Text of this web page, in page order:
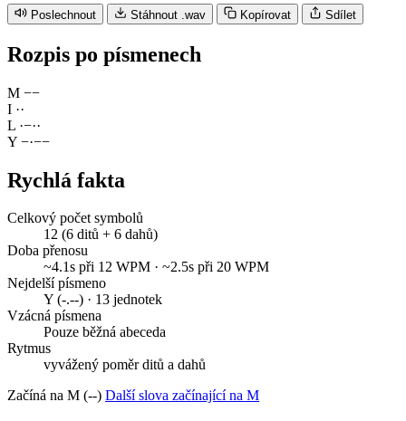
Poslechnout Stáhnout .wav Kopírovat Sdílet
Rozpis po písmenech
M −−
I ··
L ·−··
Y −·−−
Rychlá fakta
Celkový počet symbolů
12 (6 ditů + 6 dahů)
Doba přenosu
~4.1s při 12 WPM · ~2.5s při 20 WPM
Nejdelší písmeno
Y (-.--) · 13 jednotek
Vzácná písmena
Pouze běžná abeceda
Rytmus
vyvážený poměr ditů a dahů
Začíná na M (--) Další slova začínající na M